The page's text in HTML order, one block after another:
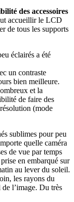
des accessoires
accueillir le LCD
de tous les supports
éclairés a été
un contraste
bien meilleure.
et la
de faire des
(mode
sublimes pour peu
quelle caméra
de vue par temps
en embarqué sur
au lever du soleil.
les rayons du
l’image. Du très